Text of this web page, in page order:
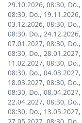
29.10.2026, 08:30,
08:30, Do.,
03.12.2026, 08:30,
08:30, Do.,
07.01.2027, 08:30,
08:30, Do.,
11.02.2027, 08:30,
08:30, Do.,
18.03.2027, 08:30,
08:30, Do.,
22.04.2027, 08:30,
08:30, Do.,